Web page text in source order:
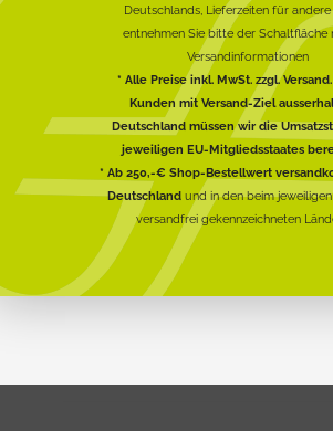
Deutschlands, Lieferzeiten für
entnehmen Sie bitte der Schaltfläche
Versandinformationen
* Alle Preise inkl. MwSt. zzgl.
Kunden mit Versand-Ziel
Deutschland müssen wir die
jeweiligen EU-Mitgliedsstaates
* Ab 250,-€ Shop-Bestellwert
Deutschlandund in den beim
versandfrei gekennzeichneten